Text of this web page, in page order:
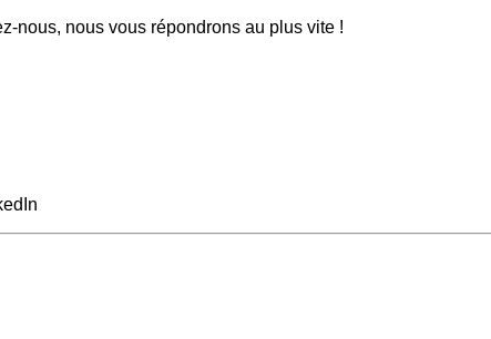
nous, nous vous répondrons au plus vite !